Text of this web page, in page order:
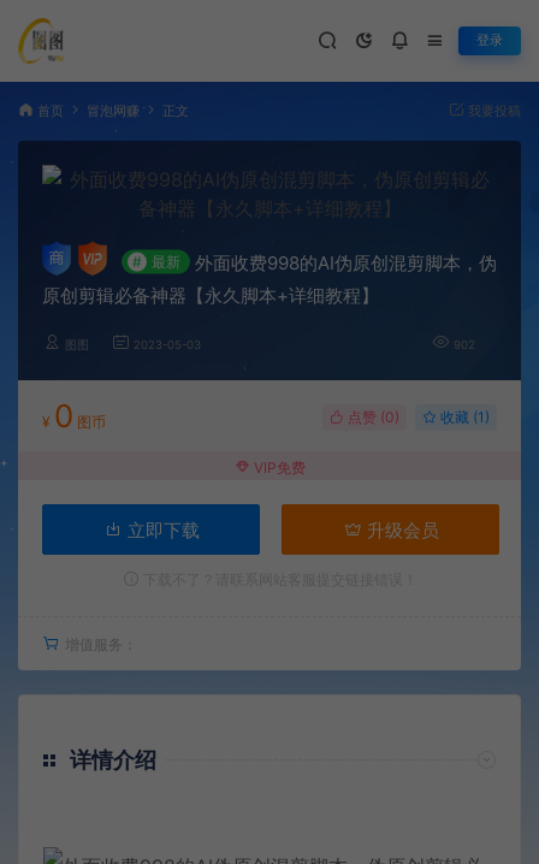
登录
首页 冒泡网赚 正文 我要投稿
# 最新
外面收费998的AI伪原创混剪脚本，伪
原创剪辑必备神器【永久脚本+详细教程】
图图 2023-05-03 902
¥ 0 图币 点赞 (0) 收藏 (1)
VIP免费
立即下载 升级会员
增值服务：
详情介绍